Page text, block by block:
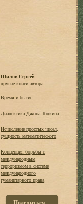
Шилов Сергей
другие книги автора:
Время и бытие
Диалектика Джона Толкина
Исчисление простых чисел,
сущность математического
Концепция борьбы с
международным
терроризмом в системе
международного
гуманитарного права